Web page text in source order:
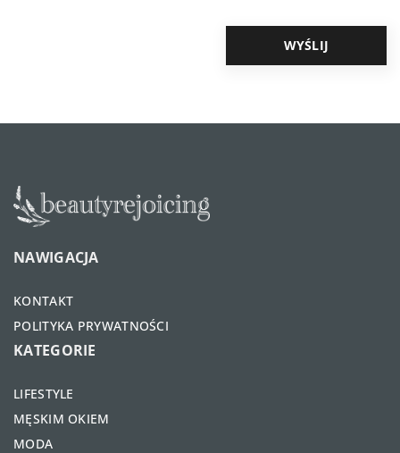
NAWIGACJA
KONTAKT
POLITYKA PRYWATNOŚCI
KATEGORIE
LIFESTYLE
MĘSKIM OKIEM
MODA